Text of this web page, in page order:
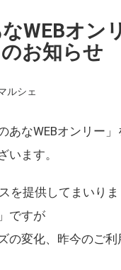
なWEBオン
お知らせ
ルシェ
あなWEBオンリー
います。
を提供してまいり
ですが
の変化、昨今のご